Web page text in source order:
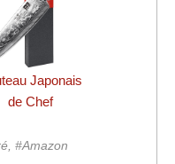
Japonais
de Chef
#Amazon